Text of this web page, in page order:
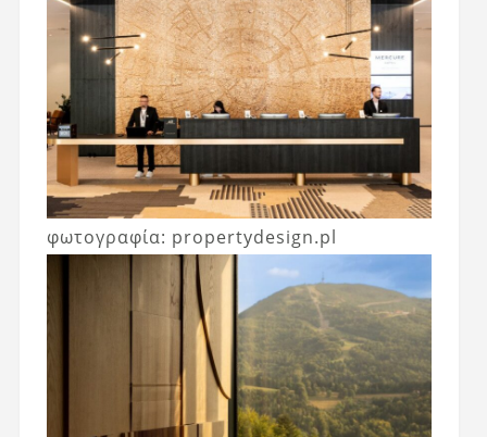
φωτογραφία: propertydesign.pl